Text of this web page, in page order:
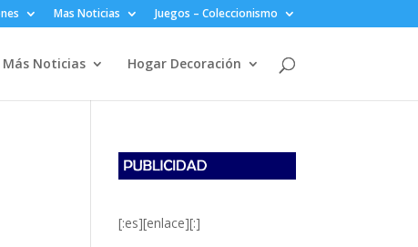
Mas Noticias Juegos – Coleccionismo
Más Noticias Hogar Decoración
[:es][enlace][:]